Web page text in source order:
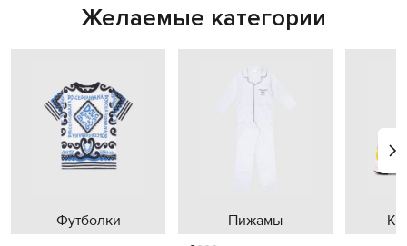
Желаемые категории
Футболки Пижамы